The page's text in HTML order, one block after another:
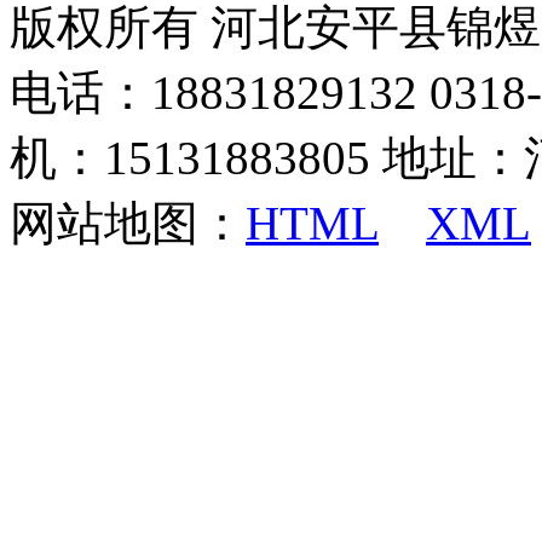
版权所有 河北安平县锦
电话：18831829132
机：15131883805 地址
网站地图： HTML XML